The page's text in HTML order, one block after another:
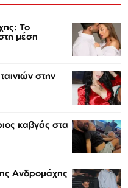
Το
μέση
στην
καβγάς στα
Ανδρομάχης